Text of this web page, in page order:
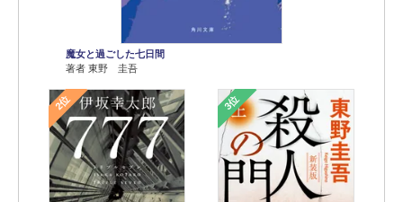
魔女と過ごした七日間
著者 東野 圭吾
2位 3位